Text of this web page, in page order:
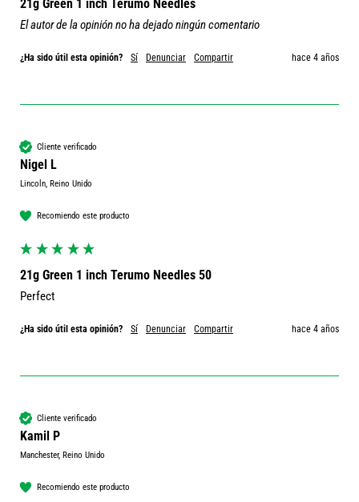
21g Green 1 inch Terumo Needles
El autor de la opinión no ha dejado ningún comentario
¿Ha sido útil esta opinión? Sí Denunciar Compartir hace 4 años
Cliente verificado
Nigel L
Lincoln, Reino Unido
Recomiendo este producto
21g Green 1 inch Terumo Needles 50
Perfect
¿Ha sido útil esta opinión? Sí Denunciar Compartir hace 4 años
Cliente verificado
Kamil P
Manchester, Reino Unido
Recomiendo este producto